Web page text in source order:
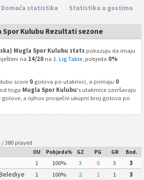
Domaća statistika Statistika u gostima
Spor Kulubu Rezultati sezone
Mugla Spor Kulubu stats pokazuju da imaju
na 14/20na 1. Lig Table, pobjeda 0%
score 0golova po utakmici, a primaju 0
toga Mugla Spor Kulubu's utakmice završavaju
a njihov prosječni ukupni broj golova po
380 played
OU Pobjeda% GZ PG GR Bod.
1 100% 3 0 3
3
1 100% 2 1 1
3